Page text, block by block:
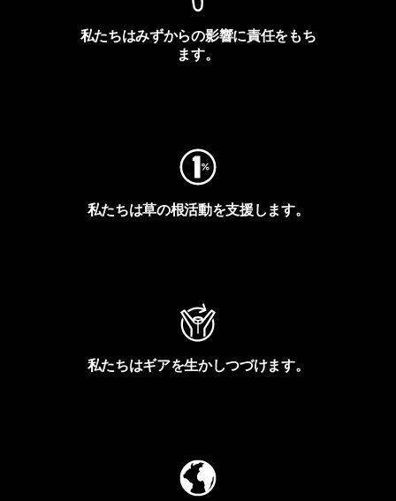
私たちはみずからの影響に責任をもち
ます。
私たちは草の根活動を支援します。
私たちはギアを生かしつづけます。